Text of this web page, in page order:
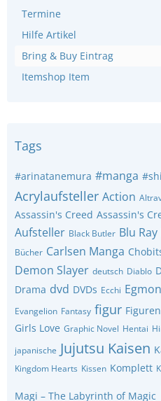
Termine
Hilfe Artikel
Bring & Buy Eintrag
Itemshop Item
Tags
#arinatanemura #manga
Acrylaufsteller Action
Assassin's Creed Assassin's
Aufsteller Black Butler Blu Ray
Bücher Carlsen Manga
Demon Slayer deutsch Diablo
Drama dvd DVDs Ecchi
Evangelion Fantasy figur Figuren
Girls Love Graphic Novel Hentai
japanische Jujutsu Kaisen
Kingdom Hearts Kissen Komplett
Magi – The Labyrinth of Magic